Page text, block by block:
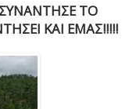
ΤΟ
ΚΑΙ ΕΜΑΣ!!!!!